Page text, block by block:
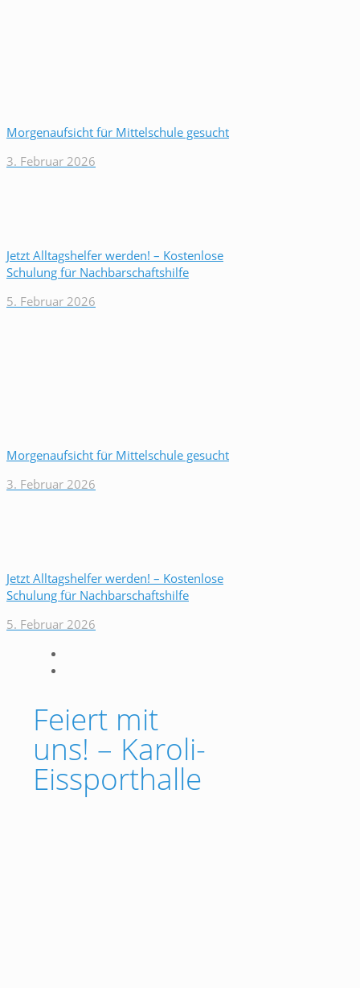
Morgenaufsicht für Mittelschule gesucht
3. Februar 2026
Jetzt Alltagshelfer werden! – Kostenlose
Schulung für Nachbarschaftshilfe
5. Februar 2026
Morgenaufsicht für Mittelschule gesucht
3. Februar 2026
Jetzt Alltagshelfer werden! – Kostenlose
Schulung für Nachbarschaftshilfe
5. Februar 2026
Feiert mit
uns! – Karoli-
Eissporthalle